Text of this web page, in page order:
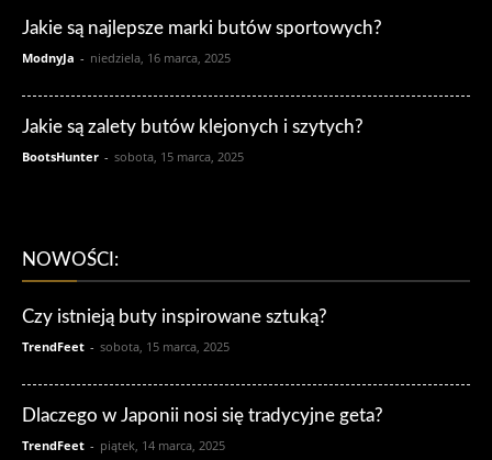
Jakie są najlepsze marki butów sportowych?
ModnyJa - niedziela, 16 marca, 2025
Jakie są zalety butów klejonych i szytych?
BootsHunter - sobota, 15 marca, 2025
NOWOŚCI:
Czy istnieją buty inspirowane sztuką?
TrendFeet - sobota, 15 marca, 2025
Dlaczego w Japonii nosi się tradycyjne geta?
TrendFeet - piątek, 14 marca, 2025